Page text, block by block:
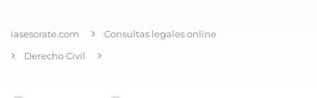
iasesorate.com
Consultas legales online
Derecho Civil